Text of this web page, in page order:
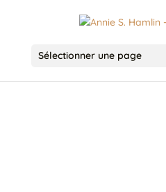
Sélectionner une page